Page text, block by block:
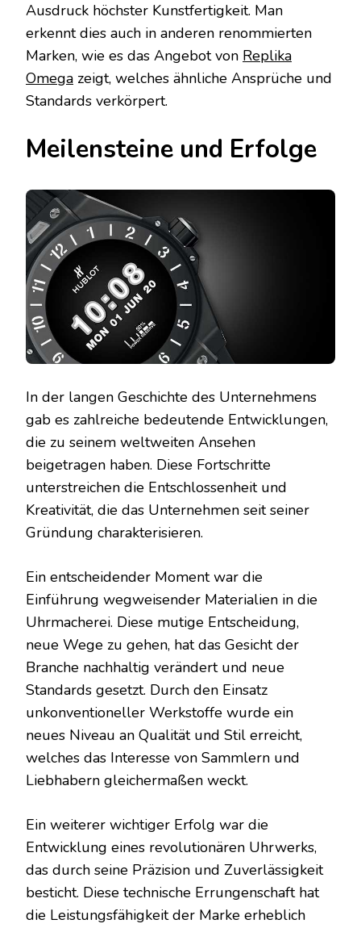
Ausdruck höchster Kunstfertigkeit. Man
erkennt dies auch in anderen renommierten
Marken, wie es das Angebot von Replika
Omega zeigt, welches ähnliche Ansprüche und
Standards verkörpert.
Meilensteine und Erfolge
In der langen Geschichte des Unternehmens
gab es zahlreiche bedeutende Entwicklungen,
die zu seinem weltweiten Ansehen
beigetragen haben. Diese Fortschritte
unterstreichen die Entschlossenheit und
Kreativität, die das Unternehmen seit seiner
Gründung charakterisieren.
Ein entscheidender Moment war die
Einführung wegweisender Materialien in die
Uhrmacherei. Diese mutige Entscheidung,
neue Wege zu gehen, hat das Gesicht der
Branche nachhaltig verändert und neue
Standards gesetzt. Durch den Einsatz
unkonventioneller Werkstoffe wurde ein
neues Niveau an Qualität und Stil erreicht,
welches das Interesse von Sammlern und
Liebhabern gleichermaßen weckt.
Ein weiterer wichtiger Erfolg war die
Entwicklung eines revolutionären Uhrwerks,
das durch seine Präzision und Zuverlässigkeit
besticht. Diese technische Errungenschaft hat
die Leistungsfähigkeit der Marke erheblich